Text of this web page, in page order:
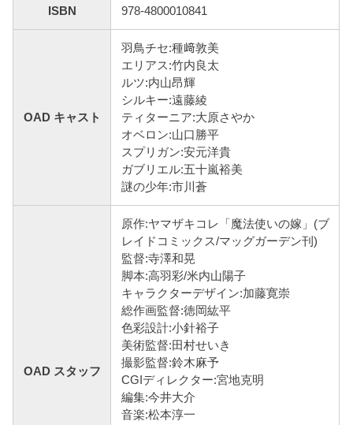
ISBN 978-4800010841
OAD キャスト
羽鳥チセ:種﨑敦美
エリアス:竹内良太
ルツ:内山昂輝
シルキー:遠藤綾
ティターニア:大原さやか
オベロン:山口勝平
スプリガン:安元洋貴
ガブリエル:五十嵐裕美
謎の少年:市川蒼
OAD スタッフ
原作:ヤマザキコレ「魔法使いの嫁」(ブ
レイドコミックス/マッグガーデン刊)
監督:寺澤和晃
脚本:高羽彩/米内山陽子
キャラクターデザイン:加藤寛崇
総作画監督:徳岡紘平
色彩設計:小針裕子
美術監督:田村せいき
撮影監督:鈴木麻予
CGIディレクター:宮地克明
編集:今井大介
音楽:松本淳一